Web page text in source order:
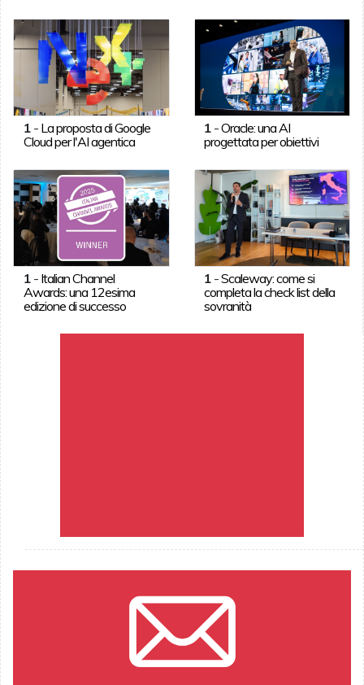
1- La proposta di Google
Cloud per l'AI agentica
1 -Oracle: una AI
progettata per obiettivi
1- Italian Channel
Awards: una 12esima
edizione di successo
1 -Scaleway: come si
completa la check list della
sovranità